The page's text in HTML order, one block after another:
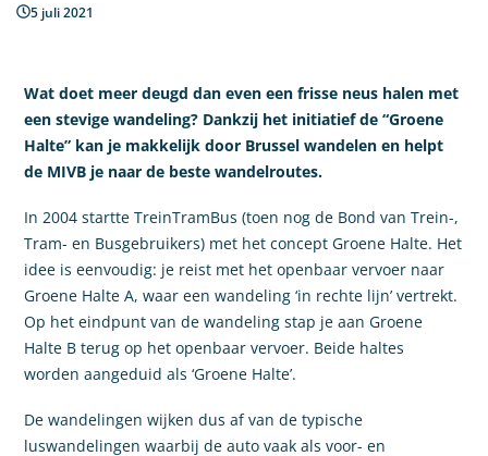
5 juli 2021
Wat doet meer deugd dan even een frisse neus halen met
een stevige wandeling? Dankzij het initiatief de “Groene
Halte” kan je makkelijk door Brussel wandelen en helpt
de MIVB je naar de beste wandelroutes.
In 2004 startte TreinTramBus (toen nog de Bond van Trein-,
Tram- en Busgebruikers) met het concept Groene Halte. Het
idee is eenvoudig: je reist met het openbaar vervoer naar
Groene Halte A, waar een wandeling ‘in rechte lijn’ vertrekt.
Op het eindpunt van de wandeling stap je aan Groene
Halte B terug op het openbaar vervoer. Beide haltes
worden aangeduid als ‘Groene Halte’.
De wandelingen wijken dus af van de typische
luswandelingen waarbij de auto vaak als voor- en